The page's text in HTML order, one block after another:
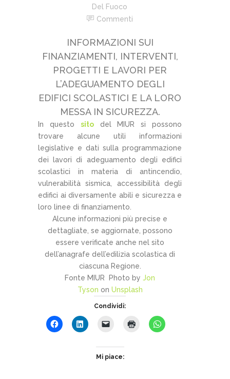
Del Fuoco
Commenti
INFORMAZIONI SUI
FINANZIAMENTI, INTERVENTI,
PROGETTI E LAVORI PER
L’ADEGUAMENTO DEGLI
EDIFICI SCOLASTICI E LA LORO
MESSA IN SICUREZZA.
In questo sitodel MIUR si possono
trovare alcune utili informazioni
legislative e dati sulla programmazione
dei lavori di adeguamento degli edifici
scolastici in materia di antincendio,
vulnerabilità sismica, accessibilità degli
edifici ai diversamente abili e sicurezza e
loro linee di finanziamento.
Alcune informazioni più precise e
dettagliate, se aggiornate, possono
essere verificate anche nel sito
dell’anagrafe dell’edilizia scolastica di
ciascuna Regione.
Fonte MIUR Photo by Jon
Tyson on Unsplash
Condividi:
Mi piace: